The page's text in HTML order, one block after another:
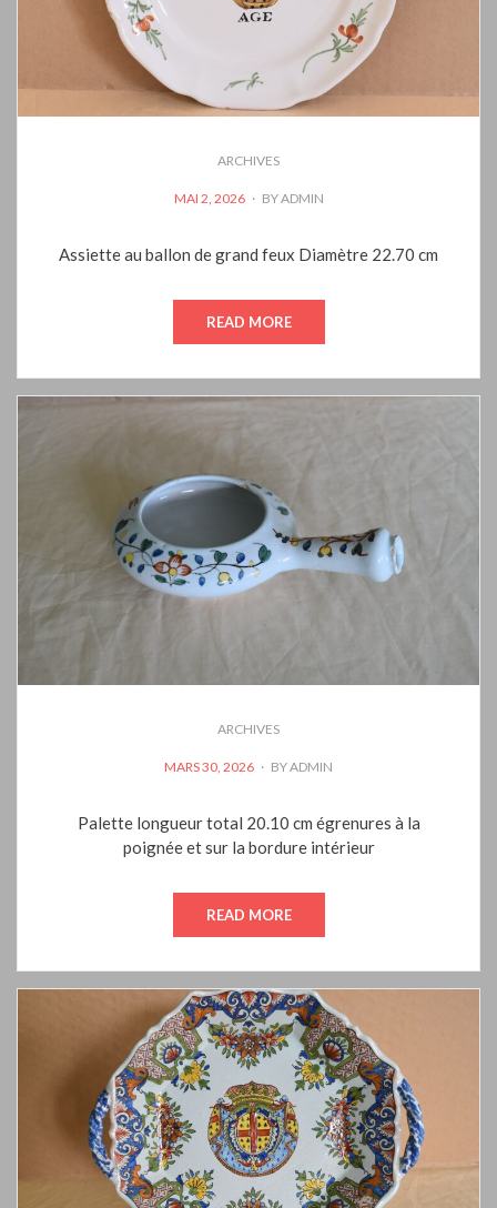
ARCHIVES
POSTED
MAI 2, 2026 BYADMIN
Assiette au ballon de grand feux Diamètre 22.70 cm
READ MORE
ARCHIVES
POSTED
MARS 30, 2026 BYADMIN
Palette longueur total 20.10 cm égrenures à la
poignée et sur la bordure intérieur
READ MORE